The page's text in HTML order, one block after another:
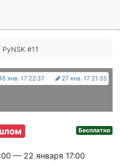
PyNSK #11
янв. 17 22:37 27 янв. 17 21:35
Бесплатно
— 22 января 17:00